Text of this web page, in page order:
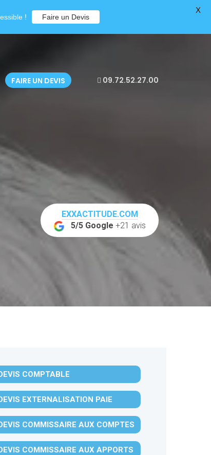
FAIRE UN DEVIS 09.72.52.27.00
EXXACTITUDE.COM
5/5 Google +21 avis
COMPTABLE
EXTERNALISATION PAIE
COMMISSAIRE AUX COMPTES
COMMISSAIRE AUX APPORTS
! Faire un Devis
X